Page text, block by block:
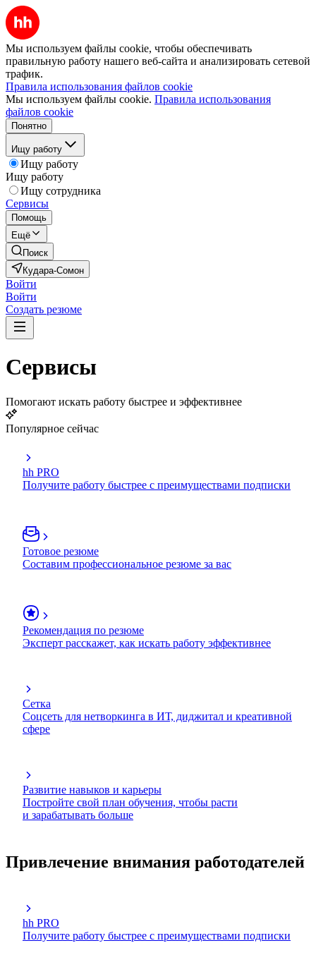
Мы используем файлы cookie, чтобы обеспечивать
правильную работу нашего веб-сайта и анализировать сетевой
трафик.
Правила использования файлов cookie
Мы используем файлы cookie. Правила использования
файлов cookie
Понятно
Ищу работу
Ищу работу
Ищу работу
Ищу сотрудника
Сервисы
Помощь
Ещё
Поиск
Кудара-Сомон
Войти
Войти
Создать резюме
Сервисы
Помогают искать работу быстрее и эффективнее
Популярное сейчас
hh PRO
Получите работу быстрее с преимуществами подписки
Готовое резюме
Составим профессиональное резюме за вас
Рекомендация по резюме
Эксперт расскажет, как искать работу эффективнее
Сетка
Соцсеть для нетворкинга в ИТ, диджитал и креативной
сфере
Развитие навыков и карьеры
Постройте свой план обучения, чтобы расти
и зарабатывать больше
Привлечение внимания работодателей
hh PRO
Получите работу быстрее с преимуществами подписки